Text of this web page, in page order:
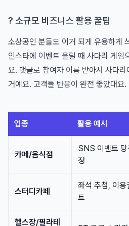
? 소규모 비즈니스 활용 꿀팁
소상공인 분들도 이거 되게 유용하게
인스타에 이벤트 올릴 때 사다리 게임
요. 댓글로 참여자 이름 받아서 사다
거예요. 고객들 반응이 완전 좋았대요.
업종 활용 예시
카페/음식점
SNS 이벤트 당
정
스터디카페
좌석 추첨, 이용
트
헬스장/필라테